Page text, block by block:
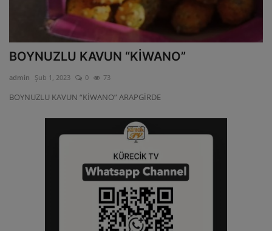
BOYNUZLU KAVUN “KİWANO”
admin Şub 1, 2023 0 73
BOYNUZLU KAVUN “KİWANO” ARAPGİRDE